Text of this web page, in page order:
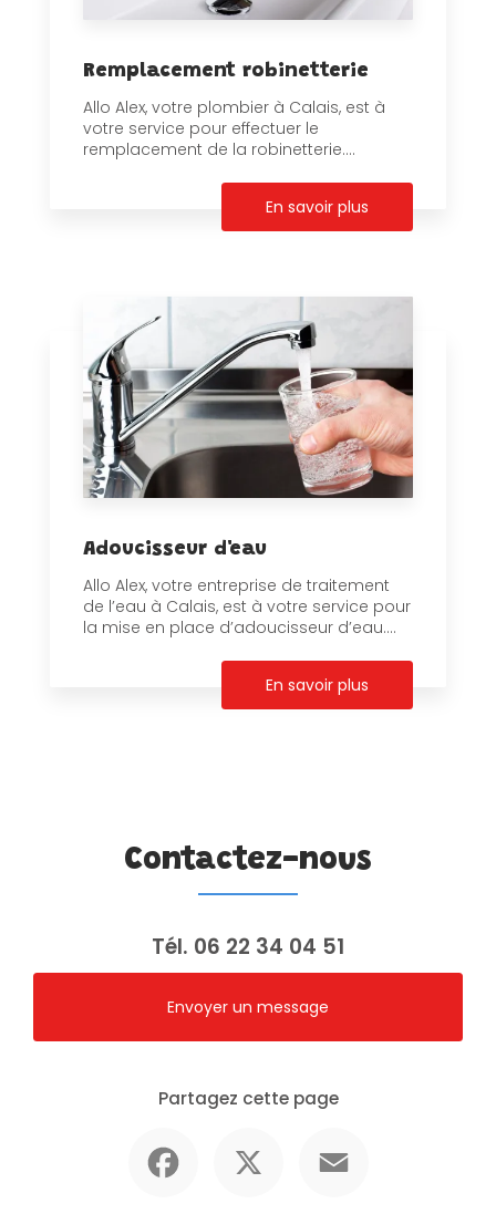
Remplacement robinetterie
Allo Alex, votre plombier à Calais, est à
votre service pour effectuer le
remplacement de la robinetterie....
En savoir plus
Adoucisseur d'eau
Allo Alex, votre entreprise de traitement
de l’eau à Calais, est à votre service pour
la mise en place d’adoucisseur d’eau....
En savoir plus
Contactez-nous
Tél. 06 22 34 04 51
Envoyer un message
Partagez cette page